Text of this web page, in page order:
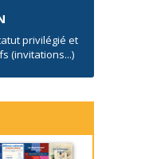
privilégié et
(invitations...)